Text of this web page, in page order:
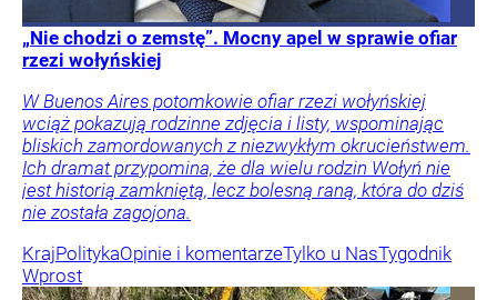
„Nie chodzi o zemstę”. Mocny apel w sprawie ofiar
rzezi wołyńskiej
W Buenos Aires potomkowie ofiar rzezi wołyńskiej
wciąż pokazują rodzinne zdjęcia i listy, wspominając
bliskich zamordowanych z niezwykłym okrucieństwem.
Ich dramat przypomina, że dla wielu rodzin Wołyń nie
jest historią zamkniętą, lecz bolesną raną, która do dziś
nie została zagojona.
KrajPolitykaOpinie i komentarzeTylko u NasTygodnik
Wprost